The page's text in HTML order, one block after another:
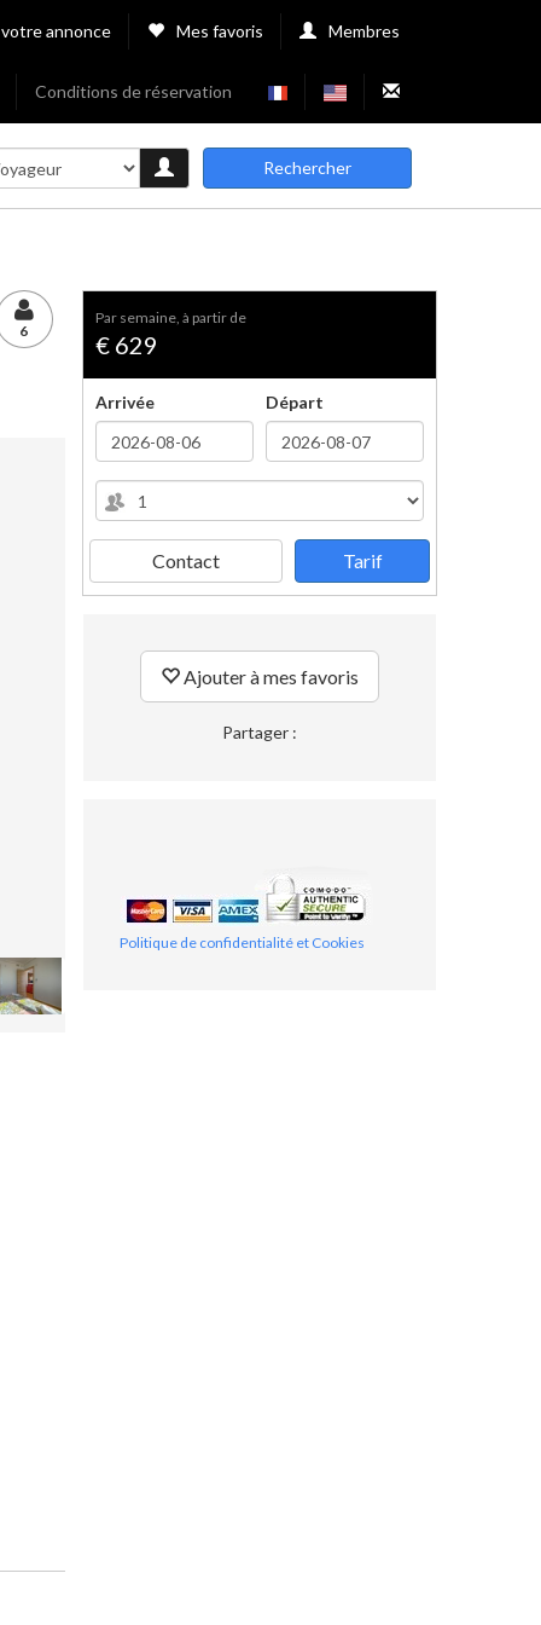
annonce Mes favoris Membres
Conditions de réservation
Rechercher
6
par semaine, à partir de
€ 629
Arrivée Départ
Contact Tarif
Ajouter à mes favoris
Partager :
Politique de confidentialité et Cookies